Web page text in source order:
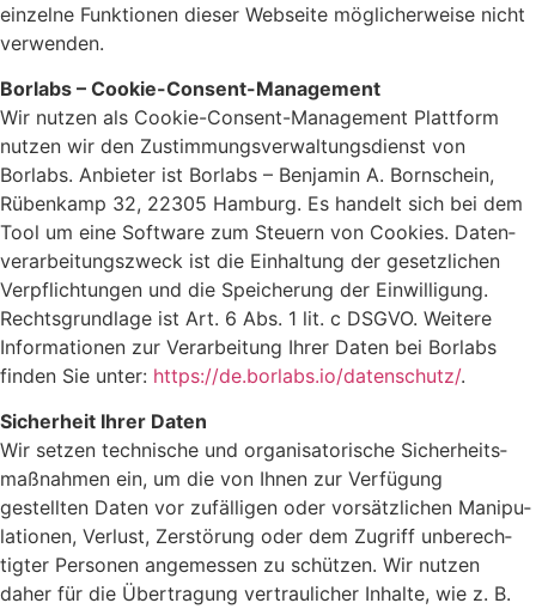
einzelne Funk­tionen dieser Webseite mögli­cher­weise nicht
verwenden.
Borlabs – Cookie-Consent-Manage­ment
Wir nutzen als Cookie-Consent-Manage­ment Platt­form
nutzen wir den Zustim­mungs­ver­wal­tungs­dienst von
Borlabs. Anbieter ist Borlabs – Benjamin A. Born­schein,
Rüben­kamp 32, 22305 Hamburg. Es handelt sich bei dem
Tool um eine Soft­ware zum Steuern von Cookies. Daten­
ver­ar­bei­tungs­zweck ist die Einhal­tung der gesetz­li­chen
Verpflich­tungen und die Spei­che­rung der Einwil­li­gung.
Rechts­grund­lage ist Art. 6 Abs. 1 lit. c DSGVO. Weitere
Infor­ma­tionen zur Verar­bei­tung Ihrer Daten bei Borlabs
finden Sie unter: https://​de​.borlabs​.io/​d​a​t​e​n​s​c​h​utz/.
Sicher­heit Ihrer Daten
Wir setzen tech­ni­sche und orga­ni­sa­to­ri­sche Sicher­heits­
maß­nahmen ein, um die von Ihnen zur Verfü­gung
gestellten Daten vor zufäl­ligen oder vorsätz­li­chen Mani­pu­
la­tionen, Verlust, Zerstö­rung oder dem Zugriff unbe­rech­
tigter Personen ange­messen zu schützen. Wir nutzen
daher für die Über­tra­gung vertrau­li­cher Inhalte, wie z. B.